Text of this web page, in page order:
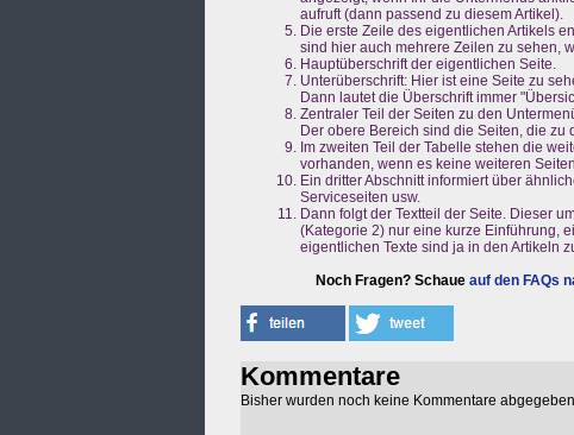
aufruft (dann passend zu diesem Artikel).
Die erste Zeile des eigentlichen Artikels
sind hier auch mehrere Zeilen zu sehen,
Hauptüberschrift der eigentlichen Seite.
Unterüberschrift: Hier ist eine Seite zu
Dann lautet die Überschrift immer
Zentraler Teil der Seiten zu den
Der obere Bereich sind die Seiten, die
Im zweiten Teil der Tabelle stehen die
vorhanden, wenn es keine weiteren
Ein dritter Abschnitt informiert über
Serviceseiten usw.
Dann folgt der Textteil der Seite. Dieser
(Kategorie 2) nur eine kurze Einführung,
eigentlichen Texte sind ja in den Artikeln
Noch Fragen? Schaue auf den FAQs
Kommentare
Bisher wurden noch keine Kommentare